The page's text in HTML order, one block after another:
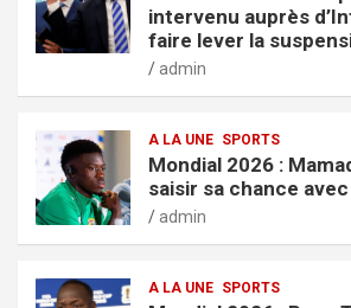
intervenu auprès
faire lever la
admin
A LA UNE SPORTS
Mondial 2026 :
saisir sa chance
admin
A LA UNE SPORTS